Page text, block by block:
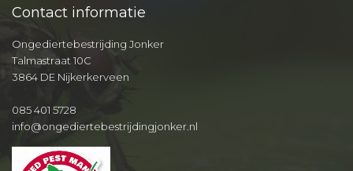
Contact informatie
Ongediertebestrijding Jonker
Talmastraat 10C
3864 DE Nijkerkerveen
085 401 5728
info@ongediertebestrijdingjonker.nl